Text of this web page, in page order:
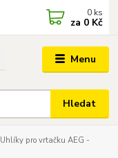
Menu
Hledat
0 ks
za 0 Kč
Uhlíky pro vrtačku AEG -